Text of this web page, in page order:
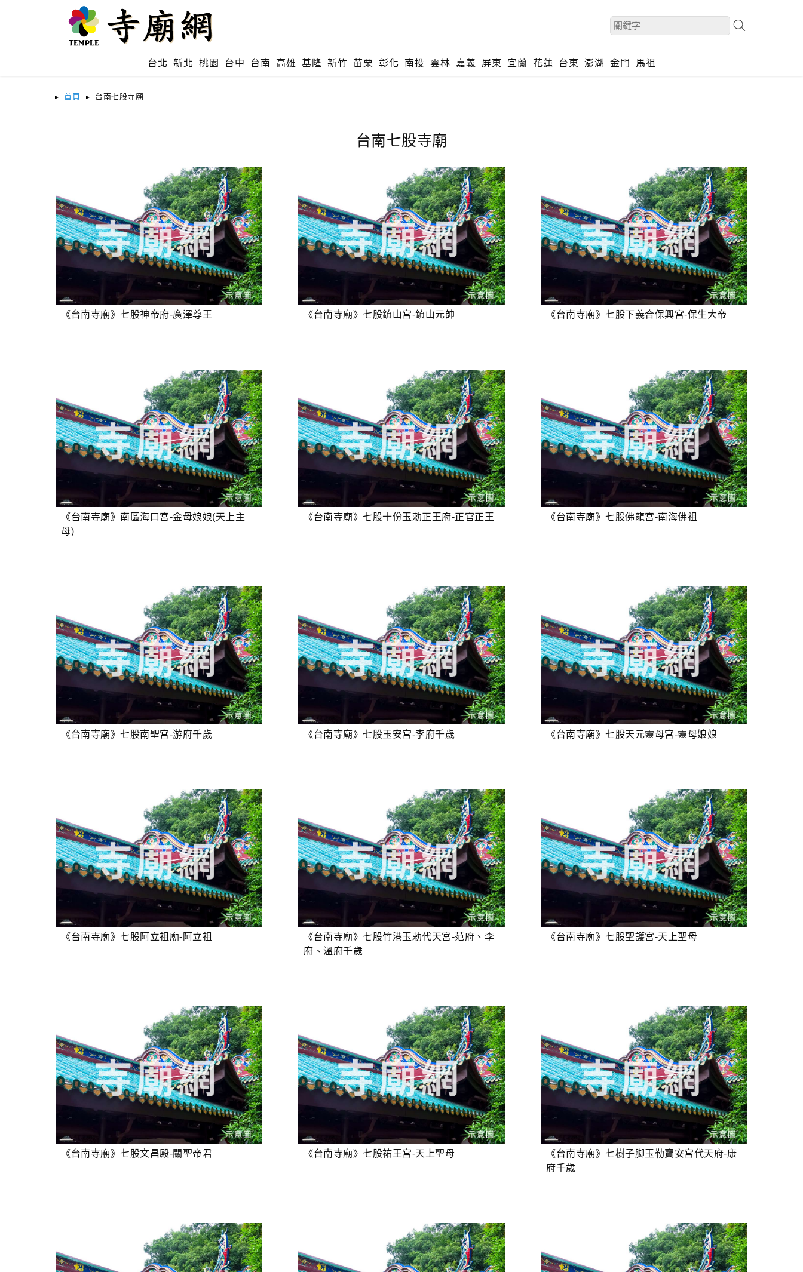
台北 新北 桃園 台中 台南 高雄 基隆 新竹 苗栗 彰化 南投 雲林 嘉義 屏東 宜蘭 花蓮 台東 澎湖 金門 馬祖
首頁 台南七股寺廟
台南七股寺廟
《台南寺廟》七股神帝府-廣澤尊王 《台南寺廟》七股鎮山宮-鎮山元帥 《台南寺廟》七股下義合保興宮-保生大帝
《台南寺廟》南區海口宮-金母娘娘(天上主
母)
《台南寺廟》七股十份玉勅正王府-正官正王 《台南寺廟》七股佛龍宮-南海佛祖
《台南寺廟》七股南聖宮-游府千歲 《台南寺廟》七股玉安宮-李府千歲 《台南寺廟》七股天元靈母宮-靈母娘娘
《台南寺廟》七股阿立祖廟-阿立祖
《台南寺廟》七股竹港玉勅代天宮-范府、李
府、溫府千歲
《台南寺廟》七股聖護宮-天上聖母
《台南寺廟》七股文昌殿-關聖帝君 《台南寺廟》七股祐王宮-天上聖母
《台南寺廟》七樹子脚玉勒寶安宮代天府-康
府千歲